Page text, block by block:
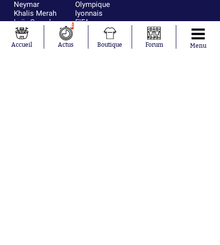
Neymar
Khalis Merah
Loïs Openda
Moussa
Niakhaté
Nicolás
Olympique
lyonnais
FIFA
Real Madrid
RC Strasbourg
AC Milan
Accueil
1
Actus Boutique Forum Menu